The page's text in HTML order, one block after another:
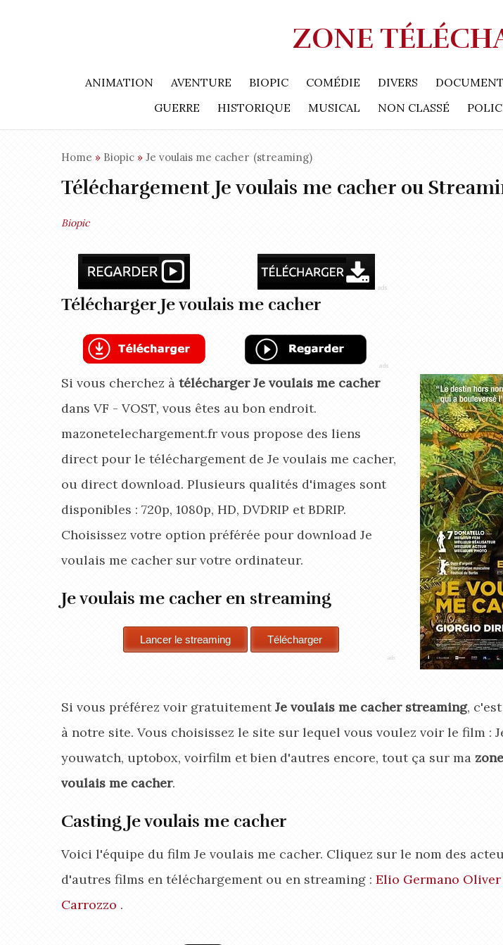
ZONE
ANIMATION AVENTURE BIOPIC COMÉDIE DIVERS
GUERRE
HISTORIQUE MUSICAL NON CLASSÉ
Home » Biopic » Je voulais me cacher (streaming)
Téléchargement Je voulais me cacher ou
Biopic
Télécharger Je voulais me cacher
Si vous cherchez à télécharger Je voulais me cacher
dans VF - VOST, vous êtes au bon endroit.
mazonetelechargement.fr vous propose des liens
direct pour le téléchargement de Je voulais me cacher,
ou direct download. Plusieurs qualités d'images sont
disponibles : 720p, 1080p, HD, DVDRIP et BDRIP.
Choisissez votre option préférée pour download Je
voulais me cacher sur votre ordinateur.
Je voulais me cacher en streaming
Si vous préférez voir gratuitementJe voulais me cacher streaming,
à notre site. Vous choisissez le site sur lequel vous voulez voir le film :
youwatch, uptobox, voirfilm et bien d'autres encore, tout ça sur ma
voulais me cacher.
Casting Je voulais me cacher
Voici l'équipe du film Je voulais me cacher. Cliquez sur le nom des
d'autres films en téléchargement ou en streaming : Elio Germano Oliver
Carrozzo .